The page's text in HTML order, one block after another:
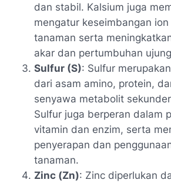
dan stabil. Kalsium juga
mengatur keseimbangan
tanaman serta
akar dan pertumbuhan
Sulfur (S): Sulfur
dari asam amino, protein,
senyawa metabolit
Sulfur juga berperan dalam
vitamin dan enzim, serta
penyerapan dan
tanaman.
Zinc (Zn): Zinc diperlukan